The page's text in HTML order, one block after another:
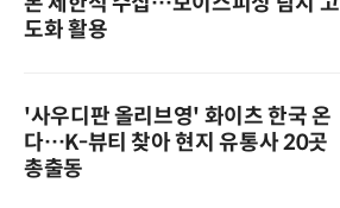
도화 활용
'사우디판 올리브영' 화이츠 한국 온
다…K-뷰티 찾아 현지 유통사 20곳
총출동